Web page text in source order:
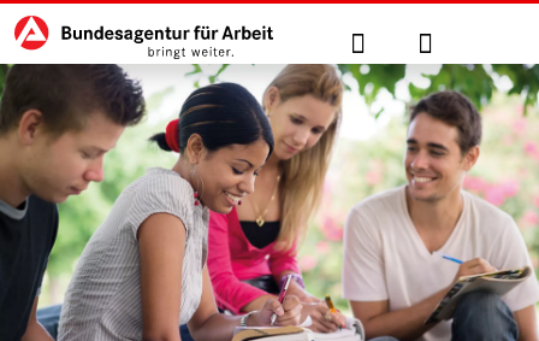
zu den Hauptinhalten springen
Hauptnavigation Suche Anmelden